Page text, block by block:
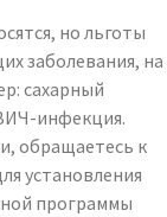
но льготы
заболевания, на
сахарный
инфекция.
обращаетесь к
установления
программы